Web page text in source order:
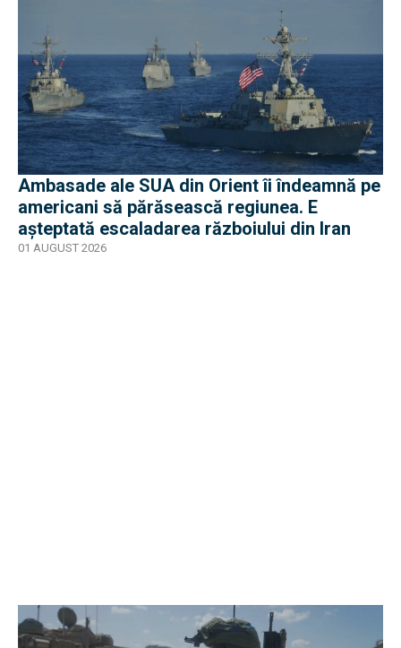
Ambasade ale SUA din Orient îi îndeamnă pe
americani să părăsească regiunea. E
așteptată escaladarea războiului din Iran
01 AUGUST 2026